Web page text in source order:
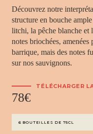
Découvrez notre
structure en bouche
litchi, la pêche blanche et
notes briochées, amenées
barrique, mais des notes
sur nos sauvignons.
TÉLÉCHARGER
78€